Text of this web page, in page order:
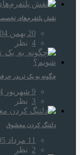
نقش پلتفرم‌های
20 بهمن 1404
4 نظر
چگونه به یک تریدر
9 شهریور 1404
3 نظر
دلتنگ کردن معشوق
11 مرداد 1405
2 نظر